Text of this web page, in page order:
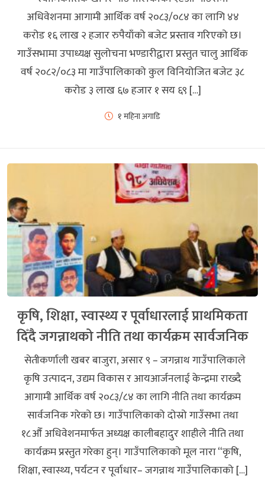
अधिवेशनमा आगामी आर्थिक वर्ष २०८३/०८४ का लागि ४४
करोड १६ लाख २ हजार रुपैयाँको बजेट प्रस्ताव गरिएको छ।
गाउँसभामा उपाध्यक्ष सुलोचना भण्डारीद्वारा प्रस्तुत चालु आर्थिक
वर्ष २०८२/०८३ मा गाउँपालिकाको कुल विनियोजित बजेट ३८
करोड ३ लाख ६७ हजार १ सय ६९ […]
१ महिना अगाडि
कृषि, शिक्षा, स्वास्थ्य र पूर्वाधारलाई प्राथमिकता
दिँदै जगन्नाथको नीति तथा कार्यक्रम सार्वजनिक
सेतीकर्णाली खबर बाजुरा, असार ९ – जगन्नाथ गाउँपालिकाले
कृषि उत्पादन, उद्यम विकास र आयआर्जनलाई केन्द्रमा राख्दै
आगामी आर्थिक वर्ष २०८३/८४ का लागि नीति तथा कार्यक्रम
सार्वजनिक गरेको छ। गाउँपालिकाको दोस्रो गाउँसभा तथा
१८औँ अधिवेशनमार्फत अध्यक्ष कालीबहादुर शाहीले नीति तथा
कार्यक्रम प्रस्तुत गरेका हुन्। गाउँपालिकाको मूल नारा “कृषि,
शिक्षा, स्वास्थ्य, पर्यटन र पूर्वाधार– जगन्नाथ गाउँपालिकाको […]